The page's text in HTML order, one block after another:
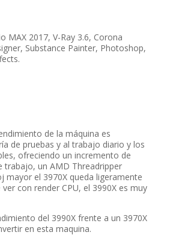
MAX 2017, V-Ray 3.6, Corona
Substance Painter, Photoshop,
de la máquina es
de pruebas y al trabajo diario y los
ofreciendo un incremento de
trabajo, un AMD Threadripper
mayor el 3970X queda ligeramente
con render CPU, el 3990X es muy
del 3990X frente a un 3970X
en esta maquina.